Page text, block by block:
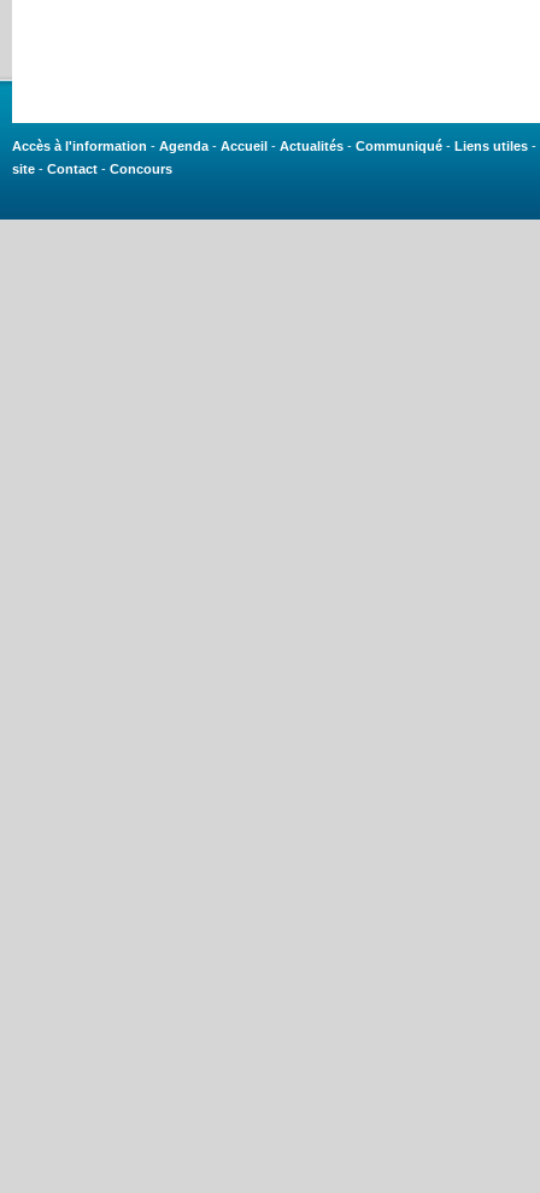
Accès à l'information - Agenda - Accueil - Actualités - Communiqué - Liens utiles -
site - Contact - Concours